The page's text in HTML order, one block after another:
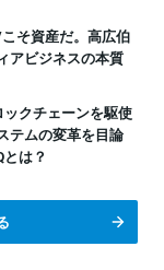
こそ資産だ。高広伯
アビジネスの本質
ックチェーンを駆使
テムの変革を目論
は？